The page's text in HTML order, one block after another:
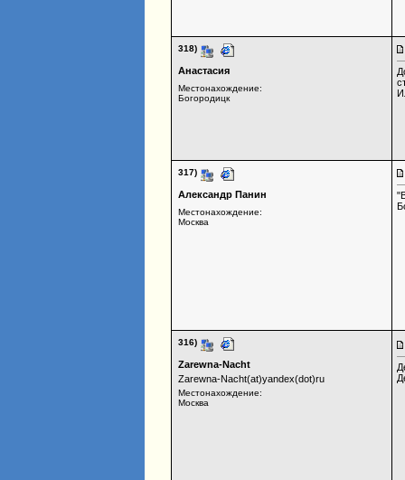
318)
Анастасия
Местонахождение:
Богородицк
317)
Александр Панин
Местонахождение:
Москва
316)
Zarewna-Nacht
Zarewna-Nacht(at)yandex(dot)ru
Местонахождение:
Москва